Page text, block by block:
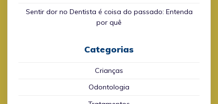
Sentir dor no Dentista é coisa do passado: Entenda
por quê
Categorias
Crianças
Odontologia